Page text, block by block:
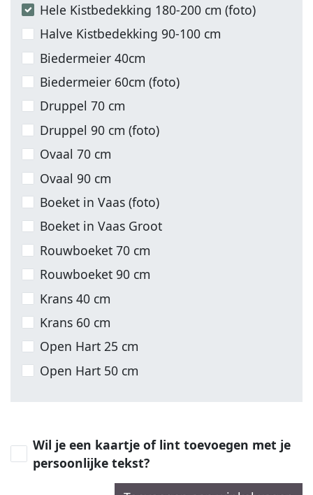
Hele Kistbedekking 180-200 cm (foto)
Halve Kistbedekking 90-100 cm
Biedermeier 40cm
Biedermeier 60cm (foto)
Druppel 70 cm
Druppel 90 cm (foto)
Ovaal 70 cm
Ovaal 90 cm
Boeket in Vaas (foto)
Boeket in Vaas Groot
Rouwboeket 70 cm
Rouwboeket 90 cm
Krans 40 cm
Krans 60 cm
Open Hart 25 cm
Open Hart 50 cm
Wil je een kaartje of lint toevoegen met je
persoonlijke tekst?